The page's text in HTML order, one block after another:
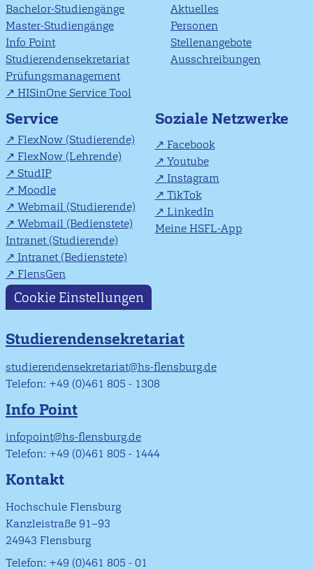
Bachelor-Studiengänge
Master-Studiengänge
Info Point
Studierendensekretariat
Prüfungsmanagement
HISinOne Service Tool
Aktuelles
Personen
Stellenangebote
Ausschreibungen
Service
FlexNow (Studierende)
FlexNow (Lehrende)
StudIP
Moodle
Webmail (Studierende)
Webmail (Bedienstete)
Intranet (Studierende)
Intranet (Bedienstete)
FlensGen
Soziale Netzwerke
Facebook
Youtube
Instagram
TikTok
LinkedIn
Meine HSFL-App
Cookie Einstellungen
Studierendensekretariat
studierendensekretariat@hs-flensburg.de
Telefon: +49 (0)461 805 - 1308
Info Point
infopoint@hs-flensburg.de
Telefon: +49 (0)461 805 - 1444
Kontakt
Hochschule Flensburg
Kanzleistraße 91–93
24943 Flensburg
Telefon: +49 (0)461 805 - 01